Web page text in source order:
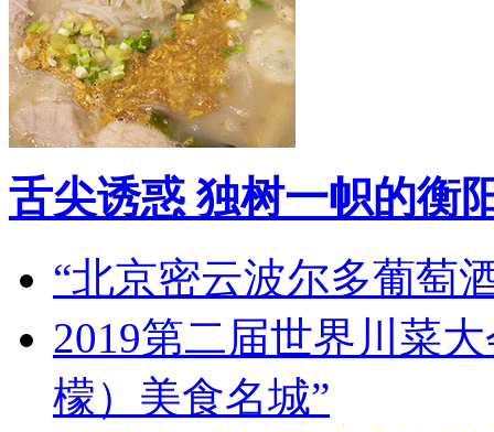
舌尖诱惑 独树一帜的衡
“北京密云波尔多葡萄
2019第二届世界川菜
檬）美食名城”